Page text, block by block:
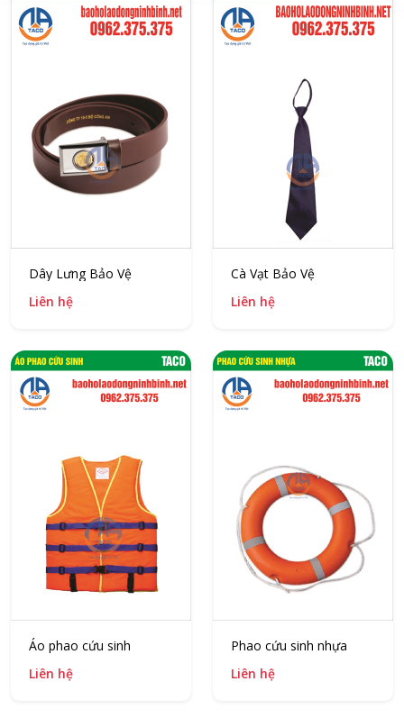
Dây Lưng Bảo Vệ
Liên hệ
Cà Vạt Bảo Vệ
Liên hệ
Áo phao cứu sinh
Liên hệ
Phao cứu sinh nhựa
Liên hệ